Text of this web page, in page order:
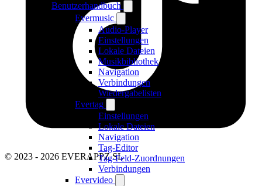
Benutzerhandbuch
Evermusic
Audio-Player
Einstellungen
Lokale Dateien
Musikbibliothek
Navigation
Verbindungen
Wiedergabelisten
Evertag
Einstellungen
Lokale Dateien
Navigation
Tag-Editor
Tag-Feld-Zuordnungen
Verbindungen
Evervideo
© 2023 - 2026 EVERAPPZ SL